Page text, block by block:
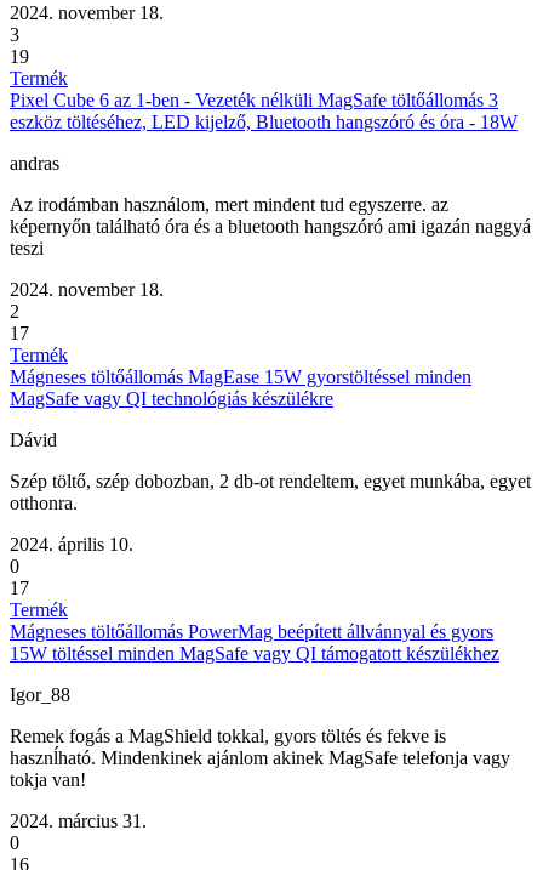
2024. november 18.
3
19
Termék
Pixel Cube 6 az 1-ben - Vezeték nélküli MagSafe töltőállomás 3
eszköz töltéséhez, LED kijelző, Bluetooth hangszóró és óra - 18W
andras
Az irodámban használom, mert mindent tud egyszerre. az
képernyőn található óra és a bluetooth hangszóró ami igazán naggyá
teszi
2024. november 18.
2
17
Termék
Mágneses töltőállomás MagEase 15W gyorstöltéssel minden
MagSafe vagy QI technológiás készülékre
Dávid
Szép töltő, szép dobozban, 2 db-ot rendeltem, egyet munkába, egyet
otthonra.
2024. április 10.
0
17
Termék
Mágneses töltőállomás PowerMag beépített állvánnyal és gyors
15W töltéssel minden MagSafe vagy QI támogatott készülékhez
Igor_88
Remek fogás a MagShield tokkal, gyors töltés és fekve is
hasznĺható. Mindenkinek ajánlom akinek MagSafe telefonja vagy
tokja van!
2024. március 31.
0
16